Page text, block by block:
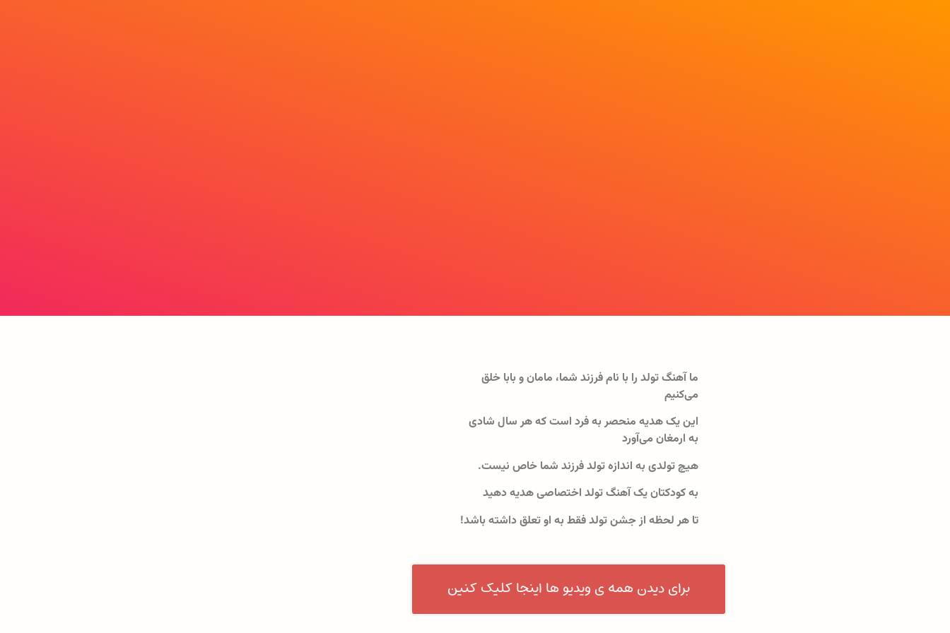
ما آهنگ تولد را با نام فرزند شما، مامان و بابا خلق
می‌کنیم
این یک هدیه منحصر به فرد است که هر سال شادی
به ارمغان می‌آورد
هیچ تولدی به اندازه تولد فرزند شما خاص نیست.
به کودکتان یک آهنگ تولد اختصاصی هدیه دهید
تا هر لحظه از جشن تولد فقط به او تعلق داشته باشد!
برای دیدن همه ی ویدیو ها اینجا کلیک کنین